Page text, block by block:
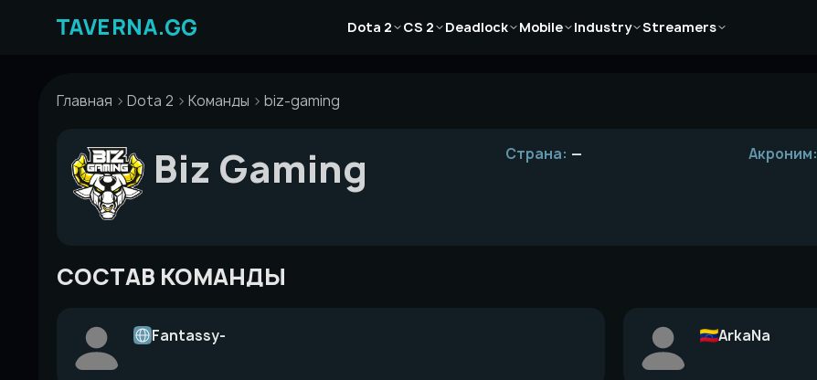
Dota 2
Статьи CS 2
СтатьиDeadlock
Статьи
Mobile
Статьи Industry
Статьи
Streamers
Статьи
Главная Dota 2 Команды biz-gaming
Biz Gaming Страна: — Акроним:
СОСТАВ КОМАНДЫ
Fantassy- ArkaNa